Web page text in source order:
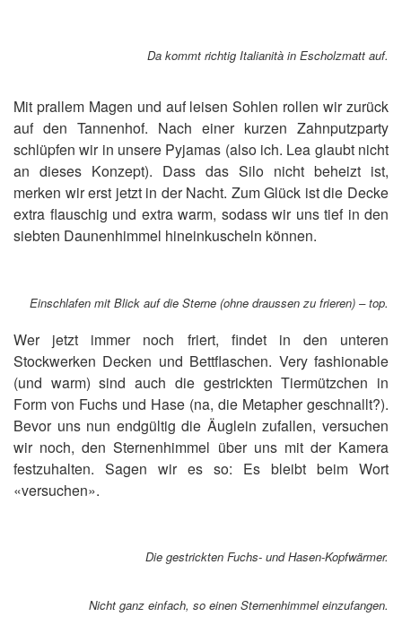
Da kommt richtig Italianità in Escholzmatt auf.
Mit prallem Magen und auf leisen Sohlen rollen wir zurück
auf den Tannenhof. Nach einer kurzen Zahnputzparty
schlüpfen wir in unsere Pyjamas (also ich. Lea glaubt nicht
an dieses Konzept). Dass das Silo nicht beheizt ist,
merken wir erst jetzt in der Nacht. Zum Glück ist die Decke
extra flauschig und extra warm, sodass wir uns tief in den
siebten Daunenhimmel hineinkuscheln können.
Einschlafen mit Blick auf die Sterne (ohne draussen zu frieren) – top.
Wer jetzt immer noch friert, findet in den unteren
Stockwerken Decken und Bettflaschen. Very fashionable
(und warm) sind auch die gestrickten Tiermützchen in
Form von Fuchs und Hase (na, die Metapher geschnallt?).
Bevor uns nun endgültig die Äuglein zufallen, versuchen
wir noch, den Sternenhimmel über uns mit der Kamera
festzuhalten. Sagen wir es so: Es bleibt beim Wort
«versuchen».
Die gestrickten Fuchs- und Hasen-Kopfwärmer.
Nicht ganz einfach, so einen Sternenhimmel einzufangen.